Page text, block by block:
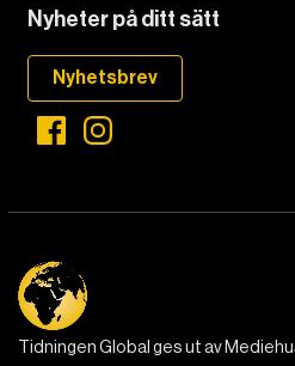
Nyheter på ditt sätt
Nyhetsbrev
Tidningen Global ges ut av